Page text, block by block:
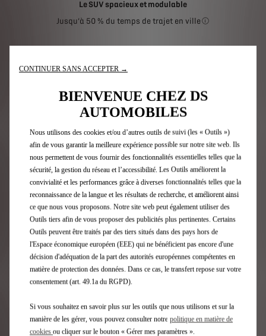
Le SUV spacieux et modulable
Jusqu’à 50 % du temps de trajet en ville
Le SUV coupé nouvelle génération
CONTINUER SANS ACCEPTER →
BIENVENUE CHEZ DS
AUTOMOBILES
Nous utilisons des cookies et/ou d’autres outils de suivi (les « Outils »)
afin de vous garantir la meilleure expérience possible sur notre site web. Ils
nous permettent de vous fournir des fonctionnalités essentielles telles que la
sécurité, la gestion du réseau et l’accessibilité. Les Outils améliorent la
convivialité et les performances grâce à diverses fonctionnalités telles que la
reconnaissance de la langue et les résultats de recherche, et améliorent ainsi
ce que nous vous proposons. Notre site web peut également utiliser des
Outils tiers afin de vous proposer des publicités plus pertinentes. Certains
Outils peuvent être traités par des tiers situés dans des pays hors de
l'Espace économique européen (EEE) qui ne bénéficient pas encore d'une
décision d'adéquation de la part des autorités européennes compétentes en
matière de protection des données. Dans ce cas, le transfert repose sur votre
consentement (art. 49.1a du RGPD).
Si vous souhaitez en savoir plus sur les outils que nous utilisons et sur la
manière de les gérer, vous pouvez consulter notre politique en matière de
cookies ou cliquer sur le bouton « Gérer mes paramètres ».